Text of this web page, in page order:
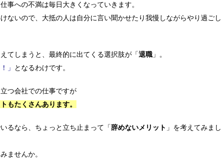
事への不満は毎日大きくなっていきます。
ないので、大抵の人は自分に言い聞かせたり我慢しながらやり過ごし
てしまうと、最終的に出てくる選択肢が「退職 」。
」
となるわけです。
つ会社での仕事ですが
もたくさんあります。
るなら、ちょっと立ち止まって「辞めないメリット 」を考えてみまし
ませんか。